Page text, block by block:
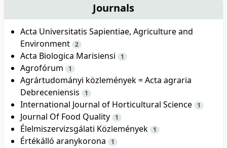
Journals
Acta Universitatis Sapientiae, Agriculture and
Environment 2
Acta Biologica Marisiensi 1
Agrofórum 1
Agrártudományi közlemények = Acta agraria
Debreceniensis
1
International Journal of Horticultural Science 1
Journal Of Food Quality 1
Élelmiszervizsgálati Közlemények 1
Értékálló aranykorona 1